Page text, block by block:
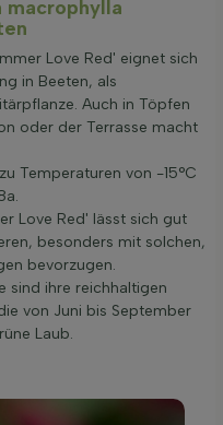
macrophylla
Love Red' eignet sich
in Beeten, als
Auch in Töpfen
oder der Terrasse macht
Temperaturen von -15°C
Love Red' lässt sich gut
besonders mit solchen,
bevorzugen.
sind ihre reichhaltigen
von Juni bis September
Laub.